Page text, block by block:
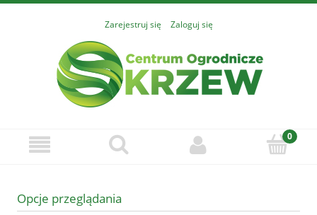
Zarejestruj się Zaloguj się
Opcje przeglądania